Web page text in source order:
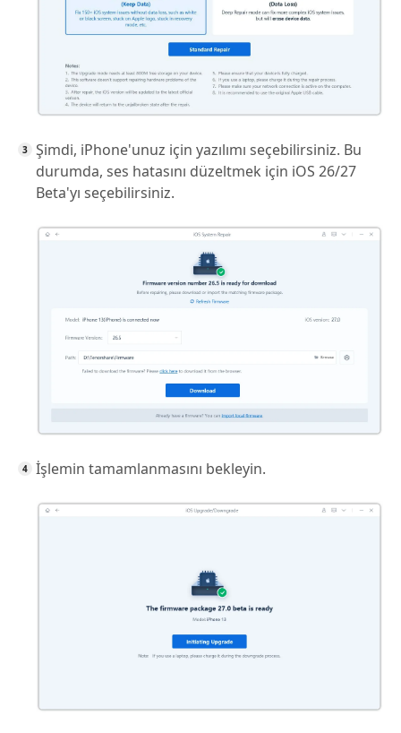
Şimdi, iPhone'unuz için yazılımı seçebilirsiniz. Bu
durumda, ses hatasını düzeltmek için iOS 26/27
Beta'yı seçebilirsiniz.
İşlemin tamamlanmasını bekleyin.